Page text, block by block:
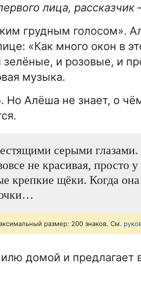
лица,
грудным голосом».
«Как много окон в
зелёные, и розовые, и
музыка.
Но Алёша не знает, о
серыми глазами.
не красивая, просто у
крепкие щёки. Когда
размер: 200 знаков. См.
домой и предлагает